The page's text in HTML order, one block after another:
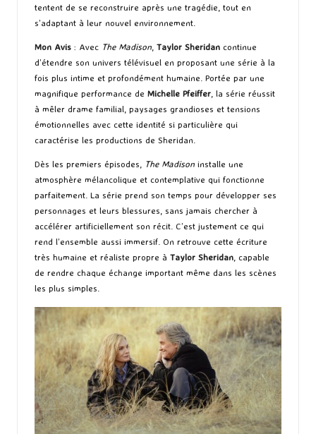
tentent de se reconstruire après une tragédie, tout en
s’adaptant à leur nouvel environnement.
Mon Avis : Avec The Madison Taylor Sheridan continue
d’étendre son univers télévisuel en proposant une série à la
fois plus intime et profondément humaine. Portée par une
magnifique performance de Michelle Pfeiffer , la série réussit
à mêler drame familial, paysages grandioses et tensions
émotionnelles avec cette identité si particulière qui
caractérise les productions de Sheridan.
Dès les premiers épisodes, The Madison installe une
atmosphère mélancolique et contemplative qui fonctionne
parfaitement. La série prend son temps pour développer ses
personnages et leurs blessures, sans jamais chercher à
accélérer artificiellement son récit. C’est justement ce qui
rend l’ensemble aussi immersif. On retrouve cette écriture
très humaine et réaliste propre à Taylor Sheridan , capable
de rendre chaque échange important même dans les scènes
les plus simples.